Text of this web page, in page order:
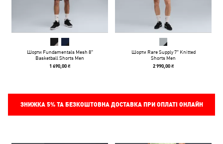
Шорти Fundamentals Mesh 8"
Basketball Shorts Men
1 690,00 ₴
Шорти Rare Supply 7" Knitted
Shorts Men
2 990,00 ₴
ЗНИЖКА 5%ТА БЕЗКОШТОВНА ДОСТАВКА ПРИ ОПЛАТІ ОНЛАЙН